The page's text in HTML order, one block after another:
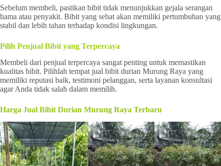
Sebelum membeli, pastikan bibit tidak menunjukkan gejala serangan
hama atau penyakit. Bibit yang sehat akan memiliki pertumbuhan yang
stabil dan lebih tahan terhadap kondisi lingkungan.
Pilih Penjual Bibit yang Terpercaya
Membeli dari penjual terpercaya sangat penting untuk memastikan
kualitas bibit. Pilihlah tempat jual bibit durian Murung Raya yang
memiliki reputasi baik, testimoni pelanggan, serta layanan konsultasi
agar Anda tidak salah dalam memilih.
Harga Jual Bibit Durian Murung Raya Terbaru